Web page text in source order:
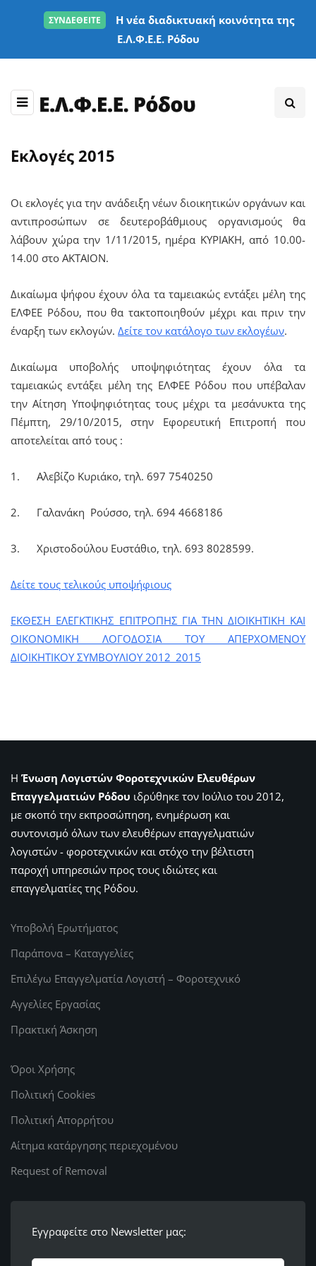
ΣΥΝΔΕΘΕΙΤΕ
Η νέα διαδικτυακή κοινότητα της
Ε.Λ.Φ.Ε.Ε. Ρόδου
Εκλογές 2015
Οι εκλογές για την ανάδειξη νέων διοικητικών οργάνων και
αντιπροσώπων σε δευτεροβάθμιους οργανισμούς θα
λάβουν χώρα την 1/11/2015, ημέρα ΚΥΡΙΑΚΗ, από 10.00-
14.00 στο ΑΚΤΑΙΟΝ.
Δικαίωμα ψήφου έχουν όλα τα ταμειακώς εντάξει μέλη της
ΕΛΦΕΕ Ρόδου, που θα τακτοποιηθούν μέχρι και πριν την
έναρξη των εκλογών. Δείτε τον κατάλογο των εκλογέων.
Δικαίωμα υποβολής υποψηφιότητας έχουν όλα τα
ταμειακώς εντάξει μέλη της ΕΛΦΕΕ Ρόδου που υπέβαλαν
την Αίτηση Υποψηφιότητας τους μέχρι τα μεσάνυκτα της
Πέμπτη, 29/10/2015, στην Εφορευτική Επιτροπή που
αποτελείται από τους :
1. Αλεβίζο Κυριάκο, τηλ. 697 7540250
2. Γαλανάκη Ρούσσο, τηλ. 694 4668186
3. Χριστοδούλου Ευστάθιο, τηλ. 693 8028599.
Δείτε τους τελικούς υποψήφιους
ΕΚΘΕΣΗ ΕΛΕΓΚΤΙΚΗΣ ΕΠΙΤΡΟΠΗΣ ΓΙΑ ΤΗΝ ΔΙΟΙΚΗΤΙΚΗ ΚΑΙ
ΟΙΚΟΝΟΜΙΚΗ ΛΟΓΟΔΟΣΙΑ ΤΟΥ ΑΠΕΡΧΟΜΕΝΟΥ
ΔΙΟΙΚΗΤΙΚΟΥ ΣΥΜΒΟΥΛΙΟΥ 2012_2015
Η Ένωση Λογιστών Φοροτεχνικών Ελευθέρων
Επαγγελματιών Ρόδου ιδρύθηκε τον Ιούλιο του 2012,
με σκοπό την εκπροσώπηση, ενημέρωση και
συντονισμό όλων των ελευθέρων επαγγελματιών
λογιστών - φοροτεχνικών και στόχο την βέλτιστη
παροχή υπηρεσιών προς τους ιδιώτες και
επαγγελματίες της Ρόδου.
Υποβολή Ερωτήματος
Παράπονα – Καταγγελίες
Επιλέγω Επαγγελματία Λογιστή – Φοροτεχνικό
Αγγελίες Εργασίας
Πρακτική Άσκηση
Όροι Χρήσης
Πολιτική Cookies
Πολιτική Απορρήτου
Αίτημα κατάργησης περιεχομένου
Request of Removal
Εγγραφείτε στο Newsletter μας: